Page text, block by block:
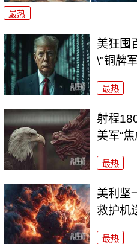
最热
美狂囤
\"铜牌
最热
射程
美军“焦
最热
美利坚
救护机
最热